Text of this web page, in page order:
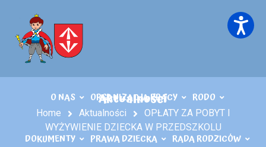
O NAS ORGANIZACJA PRACY RODO
DOKUMENTY PRAWA DZIECKA RADA RODZICÓW
Aktualności
Home Aktualności
OPŁATY ZA POBYT I
WYŻYWIENIE DZIECKA W PRZEDSZKOLU